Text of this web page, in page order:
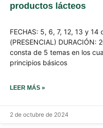
productos lácteos
FECHAS: 5, 6, 7, 12, 13 y
(PRESENCIAL) DURACIÓN:
consta de 5 temas en los
principios básicos
LEER MÁS »
2 de octubre de 2024